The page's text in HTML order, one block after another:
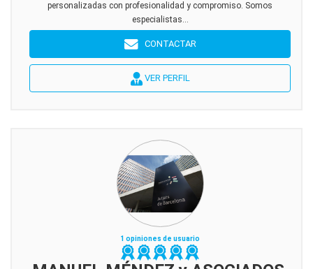
personalizadas con profesionalidad y compromiso. Somos
especialistas...
CONTACTAR
VER PERFIL
1 opiniones de usuario